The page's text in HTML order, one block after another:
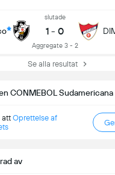
slutade
1 - 0
Aggregate 3 - 2
Se alla resultat
CONMEBOL
att Oprettelse af
av